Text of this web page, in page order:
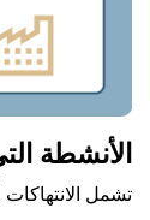
الأنشطة
تشمل الانتهاكات